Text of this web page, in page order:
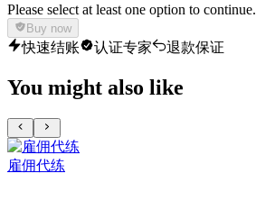
Please select at least one option to continue.
Buy now
快速结账 认证专家 退款保证
You might also like
雇佣代练